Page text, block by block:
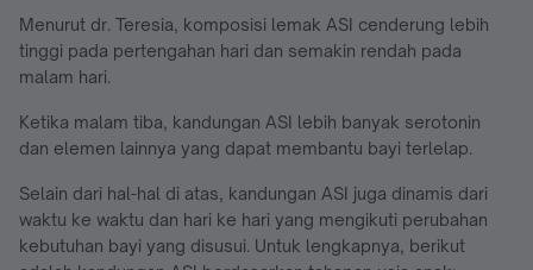
Menurut dr. Teresia, komposisi lemak ASI cenderung lebih
tinggi pada pertengahan hari dan semakin rendah pada
malam hari.
Ketika malam tiba, kandungan ASI lebih banyak serotonin
dan elemen lainnya yang dapat membantu bayi terlelap.
Selain dari hal-hal di atas, kandungan ASI juga dinamis dari
waktu ke waktu dan hari ke hari yang mengikuti perubahan
kebutuhan bayi yang disusui. Untuk lengkapnya, berikut